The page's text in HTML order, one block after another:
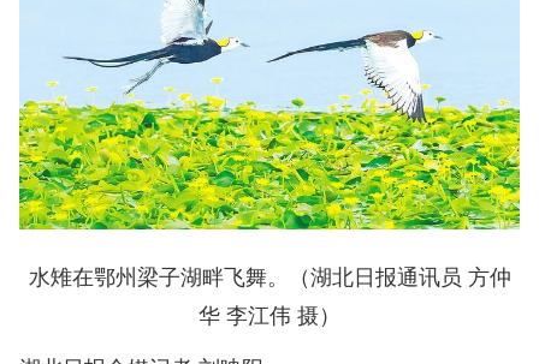
水雉在鄂州梁子湖畔飞舞。（湖北日报通讯员 方仲
华 李江伟 摄）